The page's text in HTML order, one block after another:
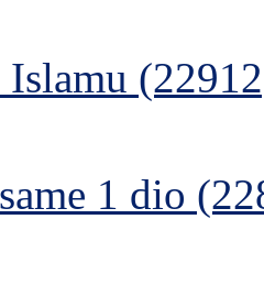
Islamu
1 dio